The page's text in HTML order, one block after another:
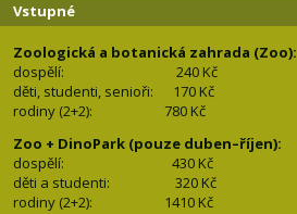
Vstupné
Zoologická a botanická zahrada (Zoo):
dospělí:
240 Kč
děti, studenti, senioři: 170 Kč
rodiny (2+2): 780 Kč
Zoo + DinoPark (pouze duben–říjen):
dospělí: 430 Kč
děti a studenti: 320 Kč
rodiny (2+2): 1410 Kč